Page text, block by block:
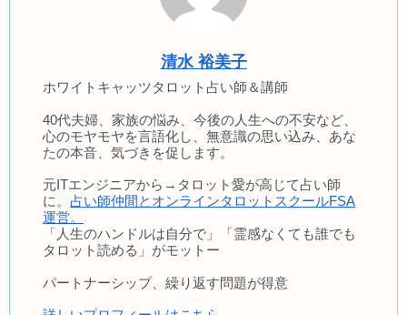
清水 裕美子
ホワイトキャッツタロット占い師＆講師
40代夫婦、家族の悩み、今後の人生への不安など、
心のモヤモヤを言語化し、無意識の思い込み、あな
たの本音、気づきを促します。
元ITエンジニアから→タロット愛が高じて占い師
に。占い師仲間とオンラインタロットスクールFSA
運営。
「人生のハンドルは自分で」「霊感なくても誰でも
タロット読める」がモットー
パートナーシップ、繰り返す問題が得意